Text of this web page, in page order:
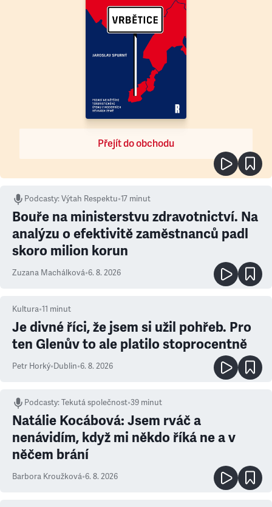
Přejít do obchodu
Podcasty:Výtah Respektu•17 minut
Bouře na ministerstvu zdravotnictví. Na
analýzu o efektivitě zaměstnanců padl
skoro milion korun
Zuzana Machálková•6. 8. 2026
Kultura•11 minut
Je divné říci, že jsem si užil pohřeb. Pro
ten Glenův to ale platilo stoprocentně
Petr Horký•Dublin•6. 8. 2026
Podcasty:Tekutá společnost•39 minut
Natálie Kocábová: Jsem rváč a
nenávidím, když mi někdo říká ne a v
něčem brání
Barbora Kroužková•6. 8. 2026